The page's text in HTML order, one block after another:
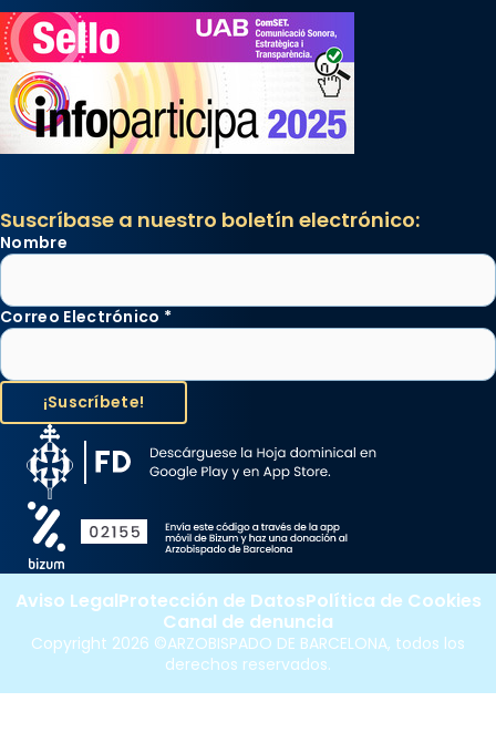
Suscríbase a nuestro boletín electrónico:
Nombre
Correo Electrónico *
Copyright 2026 ©ARZOBISPADO DE BARCELONA, todos los
derechos reservados.
Aviso LegalProtección de DatosPolítica de Cookies
Canal de denuncia